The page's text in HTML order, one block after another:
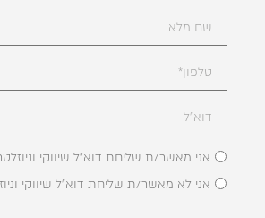
אני מאשר/ת שליחת דוא"ל שיווקי
אני לא מאשר/ת שליחת דוא"ל שיווקי